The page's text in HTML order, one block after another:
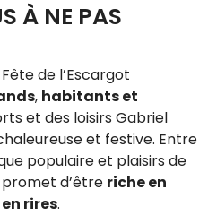
À NE PAS
de l’Escargot
, habitants et
et des loisirs Gabriel
et festive. Entre
populaire et plaisirs de
d’être riche en
rires.